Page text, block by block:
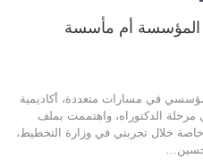
المؤسسة أم مأسسة
في مسارات متعددة، أكاديمية
الدكتوراه، واهتممت بملف
خلال تجربتي في وزارة التخطيط،
…